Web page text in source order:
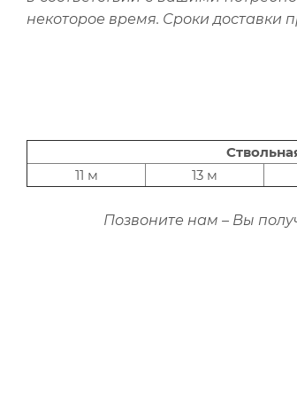
некоторое время. Сроки доставки
11 м
13 м
Позвоните нам – Вы